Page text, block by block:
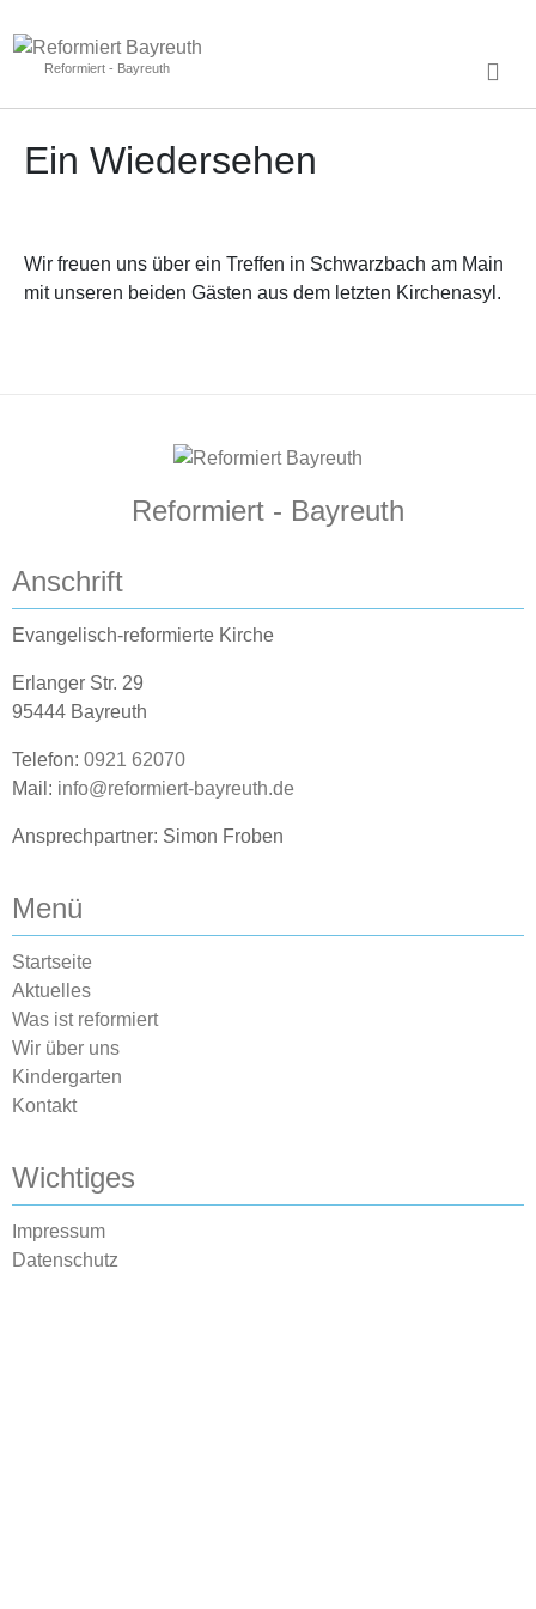
Reformiert - Bayreuth
Ein Wiedersehen
Wir freuen uns über ein Treffen in Schwarzbach am Main
mit unseren beiden Gästen aus dem letzten Kirchenasyl.
Reformiert - Bayreuth
Anschrift
Evangelisch-reformierte Kirche
Erlanger Str. 29
95444 Bayreuth
Telefon: 0921 62070
Mail: info@reformiert-bayreuth.de
Ansprechpartner: Simon Froben
Menü
Startseite
Aktuelles
Was ist reformiert
Wir über uns
Kindergarten
Kontakt
Wichtiges
Impressum
Datenschutz